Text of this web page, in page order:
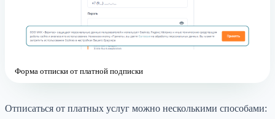
Форма отписки от платной подписки
Отписаться от платных услуг можно несколькими способами: